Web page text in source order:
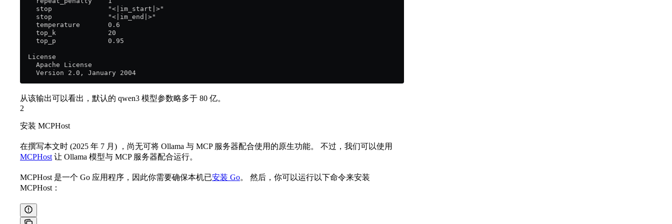
    stop              "<|im_start|>"
    stop              "<|im_end|>"
    temperature       0.6
    top_k             20
    top_p             0.95
  License
    Apache License
    Version 2.0, January 2004
从该输出可以看出，默认的 qwen3 模型参数略多于 80 亿。
2
安装 MCPHost
在撰写本文时 (2025 年 7 月) ，尚无可将 Ollama 与 MCP 服务器配合使用的原生功能。 不过，我们可以使用
MCPHost 让 Ollama 模型与 MCP 服务器配合运行。
MCPHost 是一个 Go 应用程序，因此你需要确保本机已安装 Go。 然后，你可以运行以下命令来安装
MCPHost：